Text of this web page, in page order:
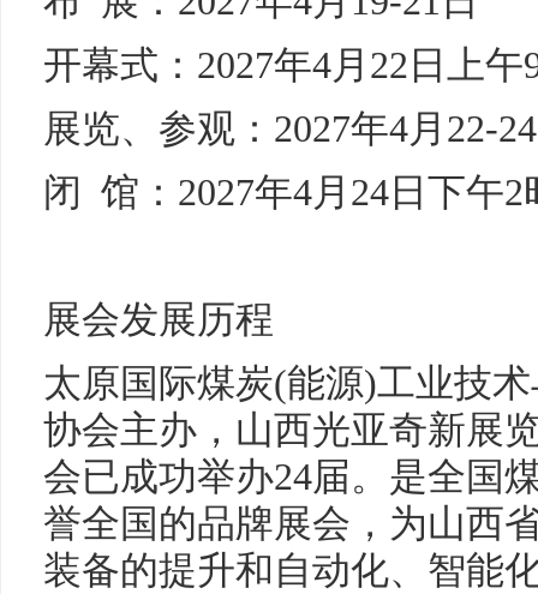
开幕式：2027年4月22日上午
展览、参观：2027年4月22-
闭 馆：2027年4月24日下午2
展会发展历程
太原国际煤炭(能源)工业技
协会主办，山西光亚奇新展
会已成功举办24届。是全国
誉全国的品牌展会，为山西
装备的提升和自动化、智能